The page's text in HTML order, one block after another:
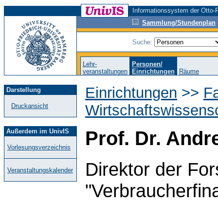
Informationssystem der
Sammlung/Stundenplan
Suche:
Lehr-
veranstaltungen
Personen/
Einrichtungen
Räume
Darstellung
Druckansicht
Außerdem im UnivIS
Vorlesungsverzeichnis
Veranstaltungskalender
Einrichtungen >>
Prof. Dr.
Direktor der